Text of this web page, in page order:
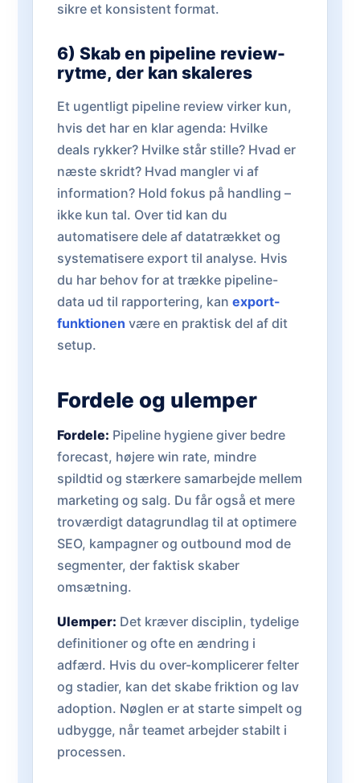
sikre et konsistent format.
6) Skab en pipeline review-
rytme, der kan skaleres
Et ugentligt pipeline review virker kun,
hvis det har en klar agenda: Hvilke
deals rykker? Hvilke står stille? Hvad er
næste skridt? Hvad mangler vi af
information? Hold fokus på handling –
ikke kun tal. Over tid kan du
automatisere dele af datatrækket og
systematisere export til analyse. Hvis
du har behov for at trække pipeline-
data ud til rapportering, kan export-
funktionen være en praktisk del af dit
setup.
Fordele og ulemper
Fordele: Pipeline hygiene giver bedre
forecast, højere win rate, mindre
spildtid og stærkere samarbejde mellem
marketing og salg. Du får også et mere
troværdigt datagrundlag til at optimere
SEO, kampagner og outbound mod de
segmenter, der faktisk skaber
omsætning.
Ulemper: Det kræver disciplin, tydelige
definitioner og ofte en ændring i
adfærd. Hvis du over-komplicerer felter
og stadier, kan det skabe friktion og lav
adoption. Nøglen er at starte simpelt og
udbygge, når teamet arbejder stabilt i
processen.